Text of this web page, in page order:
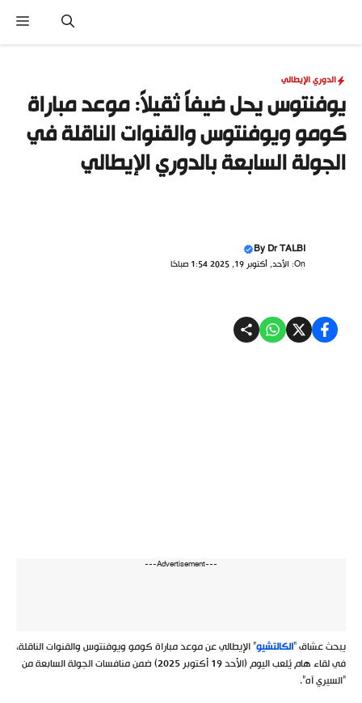
المحتوى
الدوري الإيطالي
يوفنتوس يحل ضيفاً ثقيلاً: موعد مباراة
كومو ويوفنتوس والقنوات الناقلة في
الجولة السابعة بالدوري الإيطالي
ByDr TALBI
On: الأحد, أكتوبر 19, 2025 1:54 صباحًا
---Advertisement---
يبحث عشاق “الكالتشيو” الإيطالي عن موعد مباراة كومو ويوفنتوس والقنوات الناقلة،
في لقاء هام يُلعب اليوم (الأحد 19 أكتوبر 2025) ضمن منافسات الجولة السابعة من
“السيري آه”.